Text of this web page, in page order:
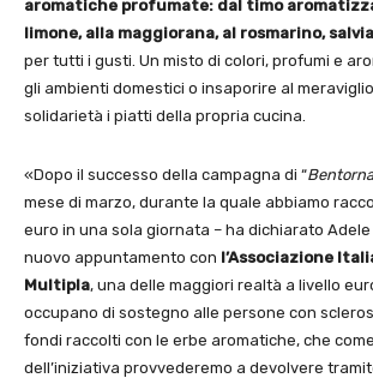
aromatiche profumate: dal timo
limone, alla maggiorana, al rosmarino,
per tutti i gusti. Un misto di colori, profumi e
gli ambienti domestici o insaporire al
solidarietà i piatti della propria cucina.
«Dopo il successo della campagna di “
mese di marzo, durante la quale abbiamo
euro in una sola giornata – ha dichiarato
nuovo appuntamento con l’Associazione
Multipla, una delle maggiori realtà a livello
occupano di sostegno alle persone con
fondi raccolti con le erbe aromatiche, che
dell’iniziativa provvederemo a devolvere